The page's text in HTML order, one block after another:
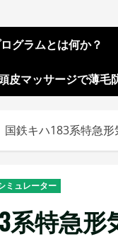
グラムとは何か？
皮マッサージで薄毛
国鉄キハ183系特急形
ミュレーター
系特急形